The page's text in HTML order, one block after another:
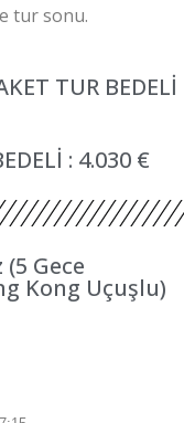
tur sonu.
TUR BEDELİ
: 4.030 €
Gece
Kong Uçuşlu)